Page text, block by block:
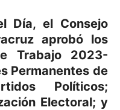
Día, el Consejo
aprobó los
Trabajo 2023-
Permanentes de
Políticos;
Electoral; y